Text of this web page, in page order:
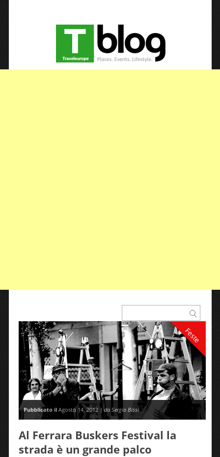
Feste
Pubblicato ilAgosto 14, 2012 |da Sergio Bissi
Al Ferrara Buskers Festival la
strada è un grande palco